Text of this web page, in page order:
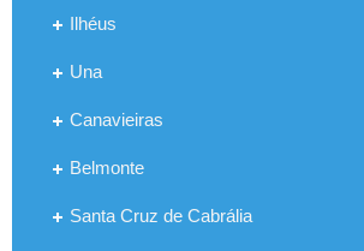
Ilhéus
Una
Canavieiras
Belmonte
Santa Cruz de Cabrália